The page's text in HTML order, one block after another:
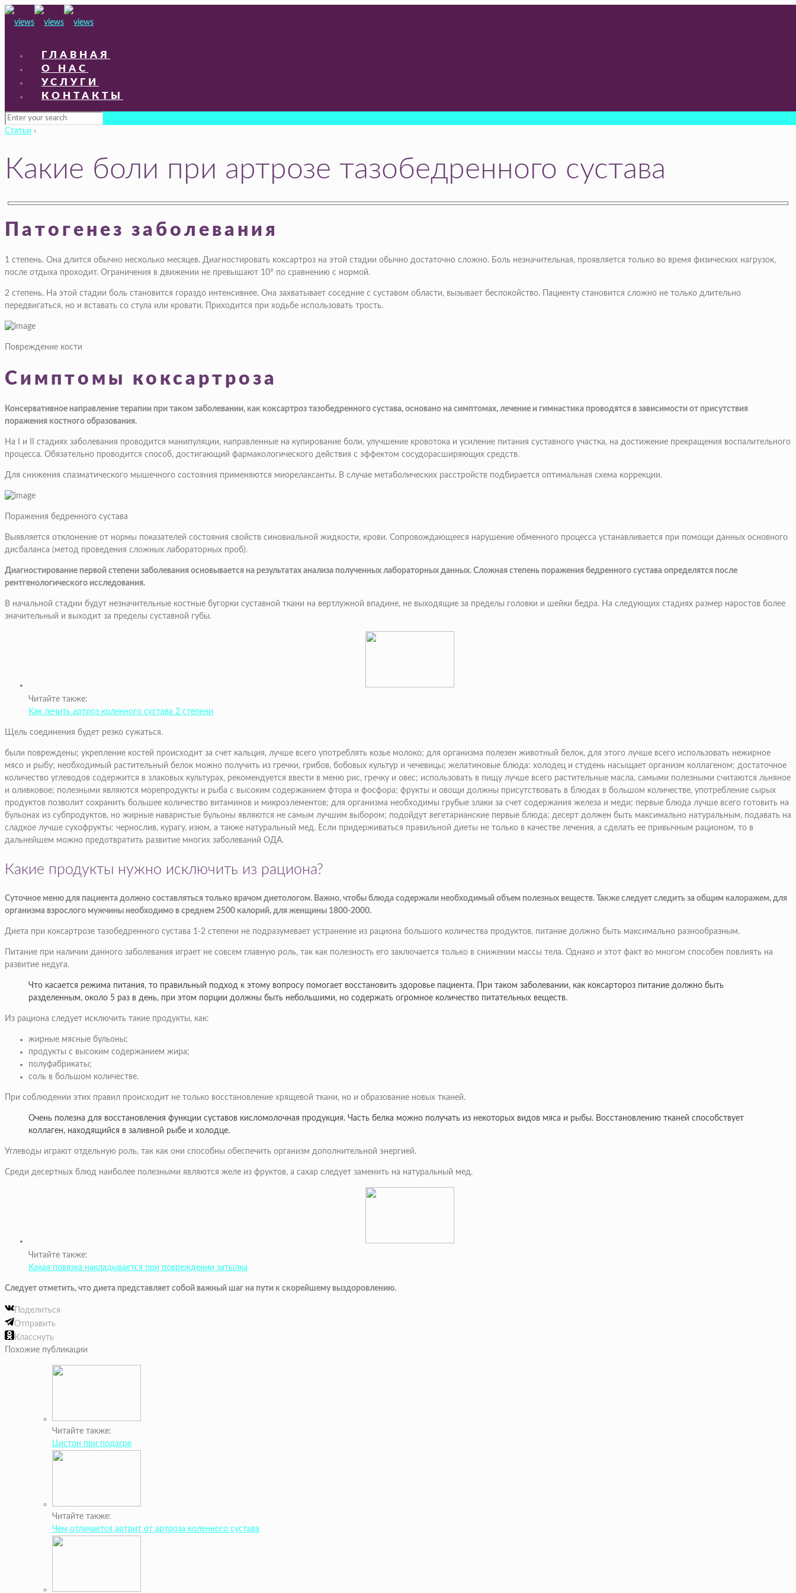
ГЛАВНАЯ
О НАС
УСЛУГИ
КОНТАКТЫ
Статьи ›
Какие боли при артрозе тазобедренного сустава
Патогенез заболевания
1 степень. Она длится обычно несколько месяцев. Диагностировать коксартроз на этой стадии обычно достаточно сложно. Боль незначительная, проявляется только во время физических нагрузок,
после отдыха проходит. Ограничения в движении не превышают 10° по сравнению с нормой.
2 степень. На этой стадии боль становится гораздо интенсивнее. Она захватывает соседние c суставом области, вызывает беспокойство. Пациенту становится сложно не только длительно
передвигаться, но и вставать со стула или кровати. Приходится при ходьбе использовать трость.
Повреждение кости
Симптомы коксартроза
Консервативное направление терапии при таком заболевании, как коксартроз тазобедренного сустава, основано на симптомах, лечение и гимнастика проводятся в зависимости от присутствия
поражения костного образования.
На I и II стадиях заболевания проводится манипуляции, направленные на купирование боли, улучшение кровотока и усиление питания суставного участка, на достижение прекращения воспалительного
процесса. Обязательно проводится способ, достигающий фармакологического действия с эффектом сосудорасширяющих средств.
Для снижения спазматического мышечного состояния применяются миорелаксанты. В случае метаболических расстройств подбирается оптимальная схема коррекции.
Поражения бедренного сустава
Выявляется отклонение от нормы показателей состояния свойств синовиальной жидкости, крови. Сопровождающееся нарушение обменного процесса устанавливается при помощи данных основного
дисбаланса (метод проведения сложных лабораторных проб).
Диагностирование первой степени заболевания основывается на результатах анализа полученных лабораторных данных. Сложная степень поражения бедренного сустава определятся после
рентгенологического исследования.
В начальной стадии будут незначительные костные бугорки суставной ткани на вертлужной впадине, не выходящие за пределы головки и шейки бедра. На следующих стадиях размер наростов более
значительный и выходит за пределы суставной губы.
Читайте также:
Как лечить артроз коленного сустава 2 степени
Щель соединения будет резко сужаться.
были повреждены; укрепление костей происходит за счет кальция, лучше всего употреблять козье молоко; для организма полезен животный белок, для этого лучше всего использовать нежирное
мясо и рыбу; необходимый растительный белок можно получить из гречки, грибов, бобовых культур и чечевицы; желатиновые блюда: холодец и студень насыщает организм коллагеном; достаточное
количество углеводов содержится в злаковых культурах, рекомендуется ввести в меню рис, гречку и овес; использовать в пищу лучше всего растительные масла, самыми полезными считаются льняное
и оливковое; полезными являются морепродукты и рыба с высоким содержанием фтора и фосфора; фрукты и овощи должны присутствовать в блюдах в большом количестве, употребление сырых
продуктов позволит сохранить большее количество витаминов и микроэлементов; для организма необходимы грубые злаки за счет содержания железа и меди; первые блюда лучше всего готовить на
бульонах из субпродуктов, но жирные наваристые бульоны являются не самым лучшим выбором; подойдут вегетарианские первые блюда; десерт должен быть максимально натуральным, подавать на
сладкое лучше сухофрукты: чернослив, курагу, изюм, а также натуральный мед. Если придерживаться правильной диеты не только в качестве лечения, а сделать ее привычным рационом, то в
дальнейшем можно предотвратить развитие многих заболеваний ОДА.
Какие продукты нужно исключить из рациона?
Суточное меню для пациента должно составляться только врачом диетологом. Важно, чтобы блюда содержали необходимый объем полезных веществ. Также следует следить за общим калоражем, для
организма взрослого мужчины необходимо в среднем 2500 калорий, для женщины 1800-2000.
Диета при коксартрозе тазобедренного сустава 1-2 степени не подразумевает устранение из рациона большого количества продуктов, питание должно быть максимально разнообразным.
Питание при наличии данного заболевания играет не совсем главную роль, так как полезность его заключается только в снижении массы тела. Однако и этот факт во многом способен повлиять на
развитие недуга.
Что касается режима питания, то правильный подход к этому вопросу помогает восстановить здоровье пациента. При таком заболевании, как коксартороз питание должно быть
разделенным, около 5 раз в день, при этом порции должны быть небольшими, но содержать огромное количество питательных веществ.
Из рациона следует исключить такие продукты, как:
жирные мясные бульоны;
продукты с высоким содержанием жира;
полуфабрикаты;
соль в большом количестве.
При соблюдении этих правил происходит не только восстановление хрящевой ткани, но и образование новых тканей.
Очень полезна для восстановления функции суставов кисломолочная продукция. Часть белка можно получать из некоторых видов мяса и рыбы. Восстановлению тканей способствует
коллаген, находящийся в заливной рыбе и холодце.
Углеводы играют отдельную роль, так как они способны обеспечить организм дополнительной энергией.
Среди десертных блюд наиболее полезными являются желе из фруктов, а сахар следует заменить на натуральный мед.
Читайте также:
Какая повязка накладывается при повреждении затылка
Следует отметить, что диета представляет собой важный шаг на пути к скорейшему выздоровлению.
Поделиться
Отправить
Класснуть
Похожие публикации
Читайте также:
Цистон при подагре
Читайте также:
Чем отличается артрит от артроза коленного сустава